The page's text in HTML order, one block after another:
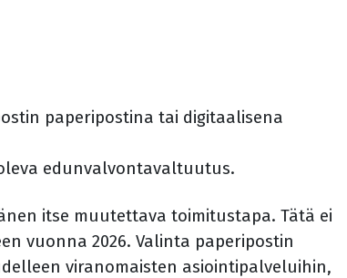
paperipostina tai digitaalisena
edunvalvontavaltuutus.
itse muutettava toimitustapa. Tätä ei
vuonna 2026. Valinta paperipostin
viranomaisten asiointipalveluihin,